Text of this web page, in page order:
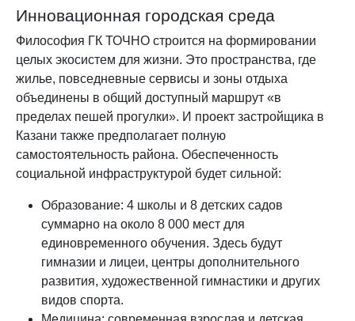
Инновационная городская среда
Философия ГК ТОЧНО строится на формировании
целых экосистем для жизни. Это пространства, где
жилье, повседневные сервисы и зоны отдыха
объединены в общий доступный маршрут «в
пределах пешей прогулки». И проект застройщика в
Казани также предполагает полную
самостоятельность района. Обеспеченность
социальной инфраструктурой будет сильной:
Образование: 4 школы и 8 детских садов
суммарно на около 8 000 мест для
единовременного обучения. Здесь будут
гимназии и лицеи, центры дополнительного
развития, художественной гимнастики и других
видов спорта.